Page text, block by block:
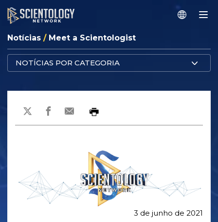
Notícias / Meet a Scientologist
NOTÍCIAS POR CATEGORIA
3 de junho de 2021